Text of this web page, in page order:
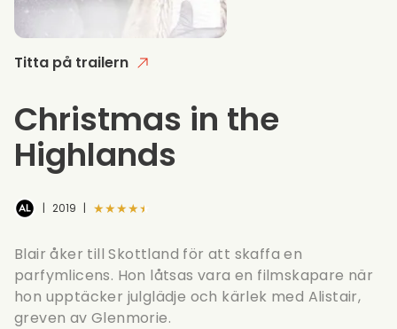
Titta på trailern
Christmas in the
Highlands
| 2019 | ★★★★★
Blair åker till Skottland för att skaffa en
parfymlicens. Hon låtsas vara en filmskapare när
hon upptäcker julglädje och kärlek med Alistair,
greven av Glenmorie.